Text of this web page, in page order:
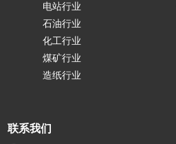
电站行业
石油行业
化工行业
煤矿行业
造纸行业
联系我们